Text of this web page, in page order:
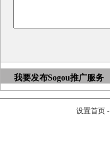
我要发布Sogou推广服务
设置首页-